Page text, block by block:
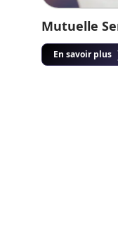
Mutuelle
En savoir plus